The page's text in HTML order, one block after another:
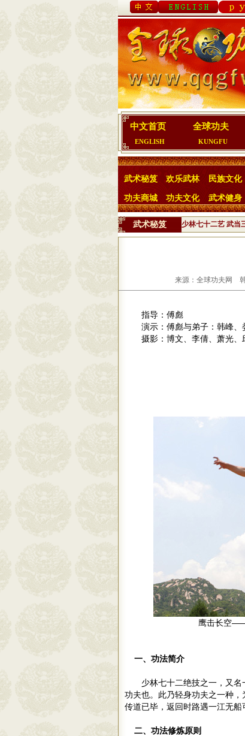
中文首页
ENGLISH
全球功夫
KUNGFU
武术秘笈 欢乐武林 民族文化
功夫商城 功夫文化 武术健身
武术秘笈 少林七十二艺 武当
来源：全球功夫网
指导：傅彪
演示：傅彪与弟子：韩峰
摄影：博文、李倩、萧光、
鹰击长空
一、功法简介
少林七十二绝技之一，又
功夫也。此乃轻身功夫之一种
传道已毕，返回时路遇一江无船
二、功法修炼原则